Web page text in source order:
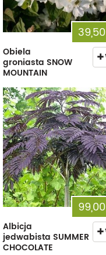
39,50
Obiela
groniasta SNOW
MOUNTAIN
99,00
Albicja
jedwabista SUMMER
CHOCOLATE